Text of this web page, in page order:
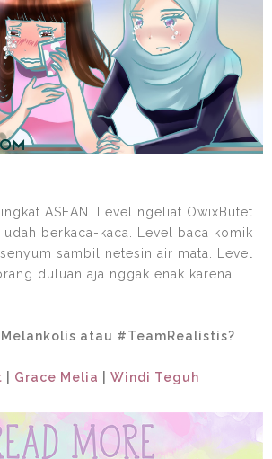
ASEAN. Level ngeliat OwixButet
berkaca-kaca. Level baca komik
sambil netesin air mata. Level
duluan aja nggak enak karena
atau #TeamRealistis?
Grace Melia Windi Teguh